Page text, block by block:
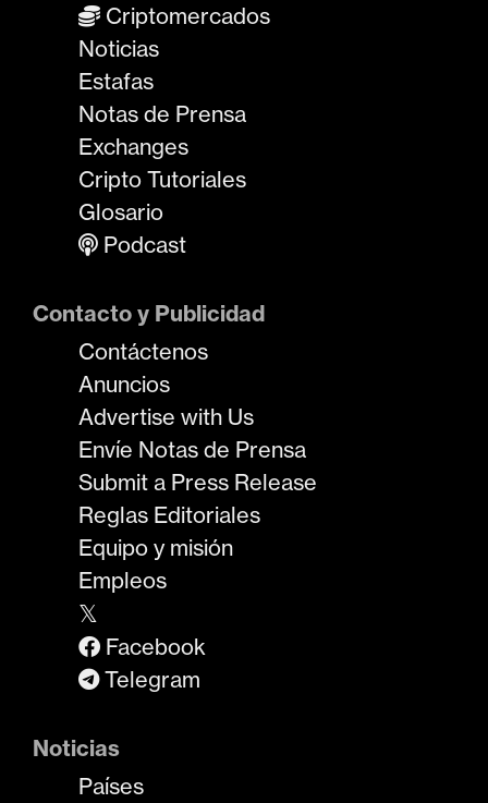
Criptomercados
Noticias
Estafas
Notas de Prensa
Exchanges
Cripto Tutoriales
Glosario
Podcast
Contacto y Publicidad
Contáctenos
Anuncios
Advertise with Us
Envíe Notas de Prensa
Submit a Press Release
Reglas Editoriales
Equipo y misión
Empleos
𝕏
Facebook
Telegram
Noticias
Países